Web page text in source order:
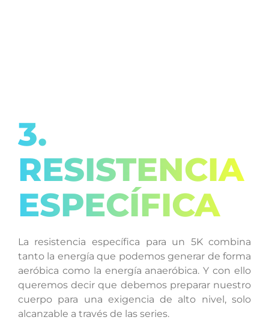
3.
RESISTENCIA
ESPECÍFICA
La resistencia específica para un 5K combina
tanto la energía que podemos generar de forma
aeróbica como la energía anaeróbica. Y con ello
queremos decir que debemos preparar nuestro
cuerpo para una exigencia de alto nivel, solo
alcanzable a través de las series.